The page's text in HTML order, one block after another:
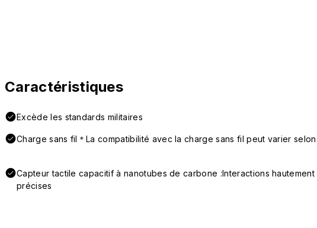
Caractéristiques
Excède les standards militaires
Charge sans fil＊La compatibilité avec la charge sans fil peut varier
Capteur tactile capacitif à nanotubes de carbone :Interactions
précises